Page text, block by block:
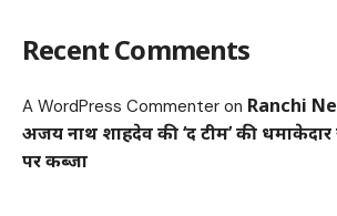
Recent Comments
A WordPress Commenter on Ranchi
अजय नाथ शाहदेव की ‘द टीम’ की
पर कब्जा